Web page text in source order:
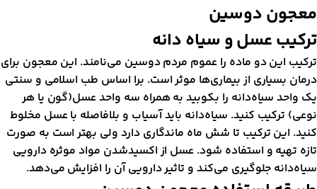
دوسین
عسل و سیاه دانه
این دو ماده را عموم مردم دوسین می‌نامند. این معجون برای
بسیاری از بیماری‌ها موثر است. برا اساس طب اسلامی و سنتی
واحد سیاه‌دانه را بکوبید به همراه سه واحد عسل(گون یا هر
ترکیب کنید. سیاه‌دانه باید آسیاب و بلافاصله با عسل مخلوط
این ترکیب تا شش ماه ماندگاری دارد ولی بهتر است به صورت
تهیه و استفاده شود. عسل از اکسید‌شدن مواد موثره دارویی
جلوگیری می‌کند و تاثیر دارویی آن را افزایش می‌دهد.